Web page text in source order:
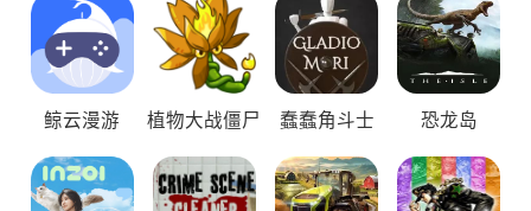
鲸云漫游 植物大战僵尸 蠢蠢角斗士 恐龙岛